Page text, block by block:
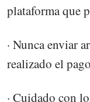
plataforma que
· Nunca enviar
realizado el
· Cuidado con